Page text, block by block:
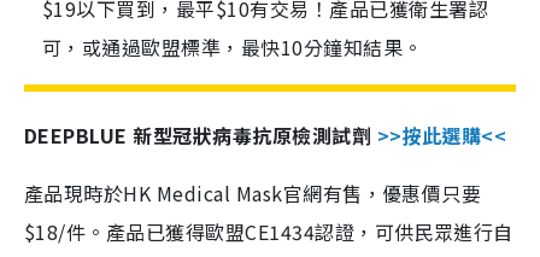
$19以下買到，最平$10有交易！產品已獲衛生署認
可，或通過歐盟標準，最快10分鐘知結果。
DEEPBLUE 新型冠狀病毒抗原檢測試劑 >>按此選購<<
產品現時於HK Medical Mask官網有售，優惠價只要
$18/件。產品已獲得歐盟CE1434認證，可供民眾進行自